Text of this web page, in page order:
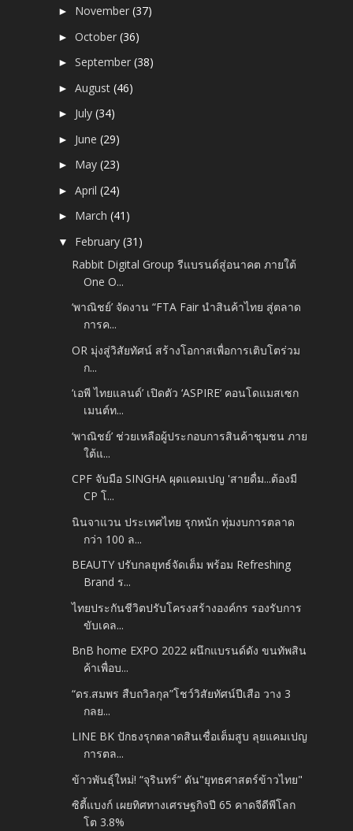
► November(37)
►October(36)
►September(38)
►August(46)
► July(34)
► June(29)
► May(23)
►April(24)
► March(41)
▼ February(31)
Rabbit Digital Group รีแบรนด์สู่อนาคต ภายใต้
One O...
‘พาณิชย์’ จัดงาน “FTA Fair นำสินค้าไทย สู่ตลาด
การค...
OR มุ่งสู่วิสัยทัศน์ สร้างโอกาสเพื่อการเติบโตร่วม
ก...
‘เอพี ไทยแลนด์’ เปิดตัว ‘ASPIRE’ คอนโดแมสเซก
เมนต์ท...
‘พาณิชย์’ ช่วยเหลือผู้ประกอบการสินค้าชุมชน ภาย
ใต้แ...
CPF จับมือ SINGHA ผุดแคมเปญ 'สายดื่ม...ต้องมี
CP โ...
นินจาแวน ประเทศไทย รุกหนัก ทุ่มงบการตลาด
กว่า 100 ล...
BEAUTY ปรับกลยุทธ์จัดเต็ม พร้อม Refreshing
Brand ร...
ไทยประกันชีวิตปรับโครงสร้างองค์กร รองรับการ
ขับเคล...
BnB home EXPO 2022 ผนึกแบรนด์ดัง ขนทัพสิน
ค้าเพื่อบ...
“ดร.สมพร สืบถวิลกุล”โชว์วิสัยทัศน์ปีเสือ วาง 3
กลย...
LINE BK ปักธงรุกตลาดสินเชื่อเต็มสูบ ลุยแคมเปญ
การตล...
ข้าวพันธุ์ใหม่! “จุรินทร์” ดัน"ยุทธศาสตร์ข้าวไทย"
ซิตี้แบงก์ เผยทิศทางเศรษฐกิจปี 65 คาดจีดีพีโลก
โต 3.8%